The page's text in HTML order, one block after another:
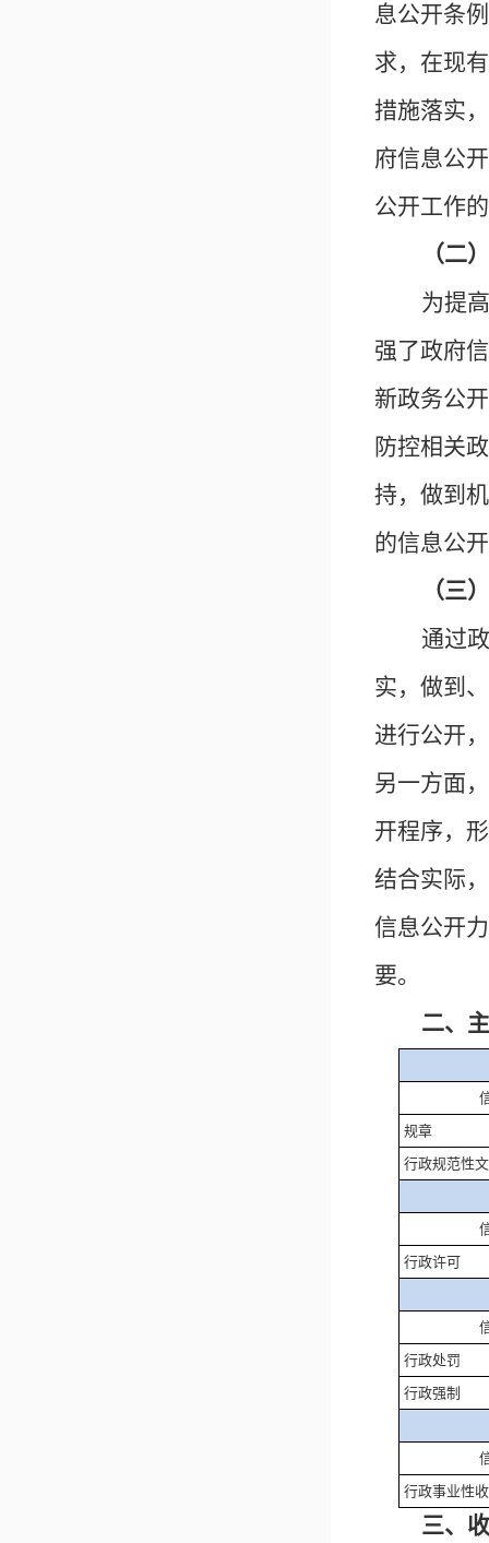
息公开条
求，在现
措施落实
府信息公
公开工作
（二）
为提高
强了政府
新政务公
防控相关
持，做到
的信息公
（三）
通过
实，做到
进行公开，
另一方面
开程序，
结合实际
信息公开
要。
二、
规章
行政规范性
行政许可
行政处罚
行政强制
行政事业性
三、